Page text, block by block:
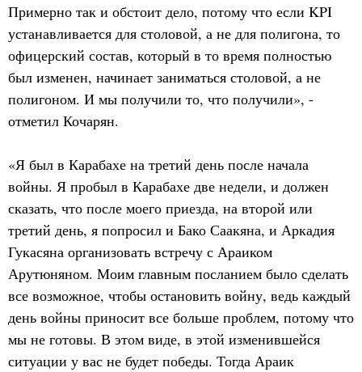
Примерно так и обстоит дело, потому что если KPI
устанавливается для столовой, а не для полигона, то
офицерский состав, который в то время полностью
был изменен, начинает заниматься столовой, а не
полигоном. И мы получили то, что получили», -
отметил Кочарян.
«Я был в Карабахе на третий день после начала
войны. Я пробыл в Карабахе две недели, и должен
сказать, что после моего приезда, на второй или
третий день, я попросил и Бако Саакяна, и Аркадия
Гукасяна организовать встречу с Араиком
Арутюняном. Моим главным посланием было сделать
все возможное, чтобы остановить войну, ведь каждый
день войны приносит все больше проблем, потому что
мы не готовы. В этом виде, в этой изменившейся
ситуации у вас не будет победы. Тогда Араик